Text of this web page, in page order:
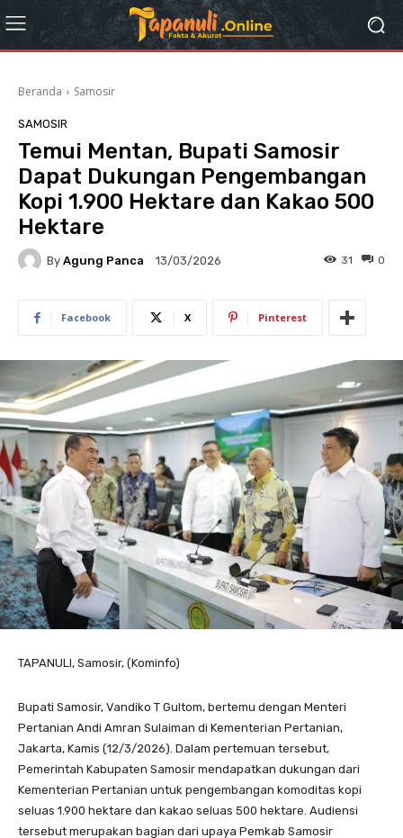
Beranda Samosir
SAMOSIR
Temui Mentan, Bupati Samosir
Dapat Dukungan Pengembangan
Kopi 1.900 Hektare dan Kakao 500
Hektare
By Agung Panca 13/03/2026 0
31
Facebook X Pinterest
TAPANULI, Samosir, (Kominfo)
Bupati Samosir, Vandiko T Gultom, bertemu dengan Menteri
Pertanian Andi Amran Sulaiman di Kementerian Pertanian,
Jakarta, Kamis (12/3/2026). Dalam pertemuan tersebut,
Pemerintah Kabupaten Samosir mendapatkan dukungan dari
Kementerian Pertanian untuk pengembangan komoditas kopi
seluas 1.900 hektare dan kakao seluas 500 hektare. Audiensi
tersebut merupakan bagian dari upaya Pemkab Samosir